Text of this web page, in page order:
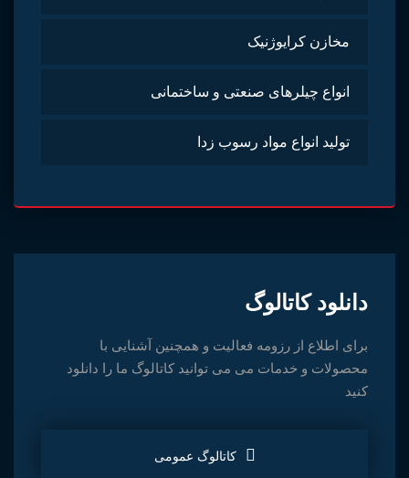
مخازن کرایوژنیک
انواع چیلرهای صنعتی و ساختمانی
تولید انواع مواد رسوب زدا
دانلود کاتالوگ
برای اطلاع از رزومه فعالیت و همچنین آشنایی با
محصولات و خدمات می می توانید کاتالوگ ما را دانلود
کنید
کاتالوگ عمومی